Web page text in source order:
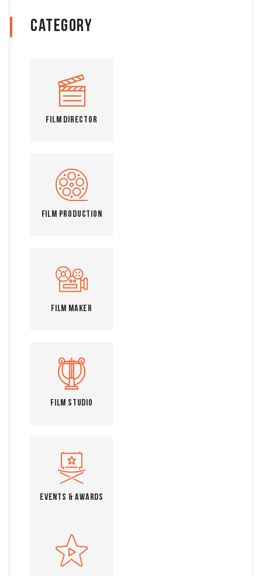
Category
Film Director
Film Production
Film Maker
Film Studio
Events & Awards